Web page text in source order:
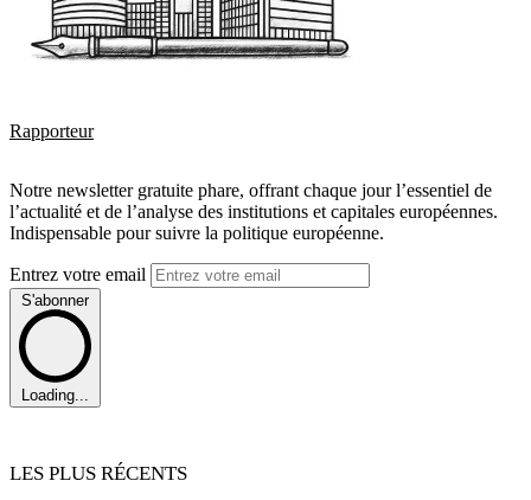
Rapporteur
Notre newsletter gratuite phare, offrant chaque jour l’essentiel de
l’actualité et de l’analyse des institutions et capitales européennes.
Indispensable pour suivre la politique européenne.
Entrez votre email
S'abonner
Loading...
LES PLUS RÉCENTS